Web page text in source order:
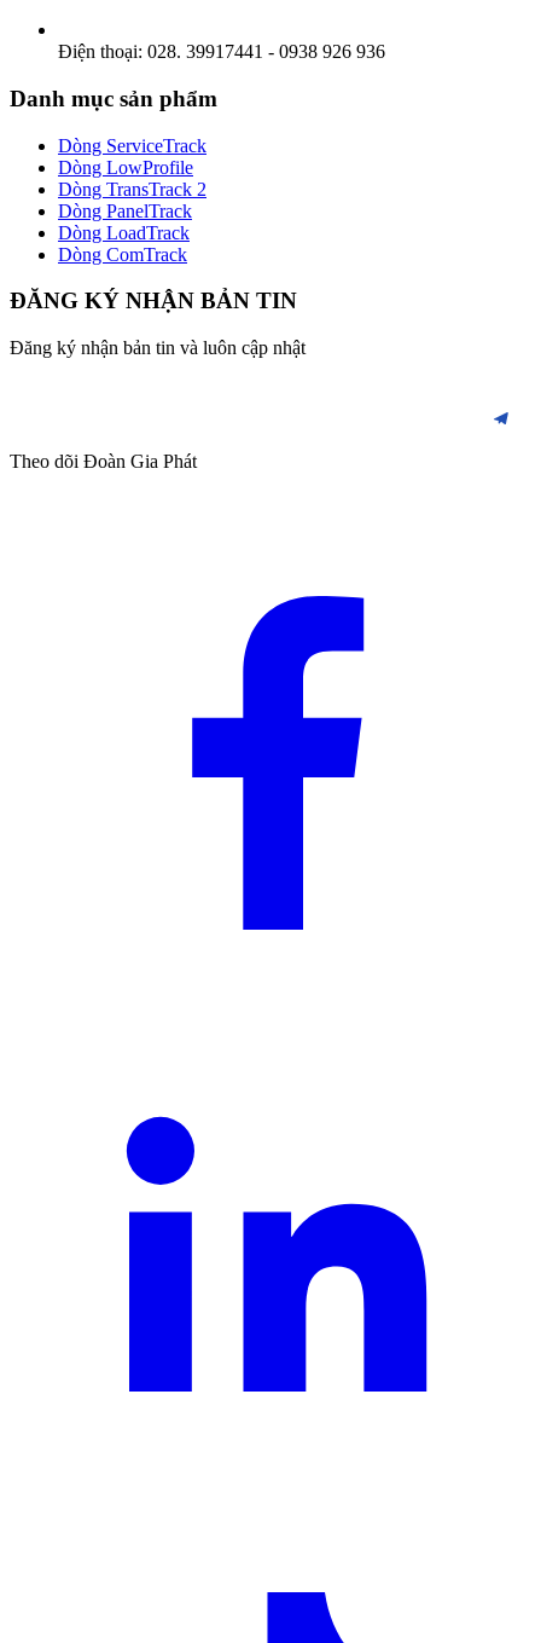
Điện thoại: 028. 39917441 - 0938 926 936
Danh mục sản phẩm
Dòng ServiceTrack
Dòng LowProfile
Dòng TransTrack 2
Dòng PanelTrack
Dòng LoadTrack
Dòng ComTrack
ĐĂNG KÝ NHẬN BẢN TIN
Đăng ký nhận bản tin và luôn cập nhật
Theo dõi Đoàn Gia Phát